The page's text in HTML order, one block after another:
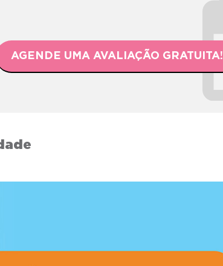
AGENDE UMA AVALIAÇÃO GRATUITA!